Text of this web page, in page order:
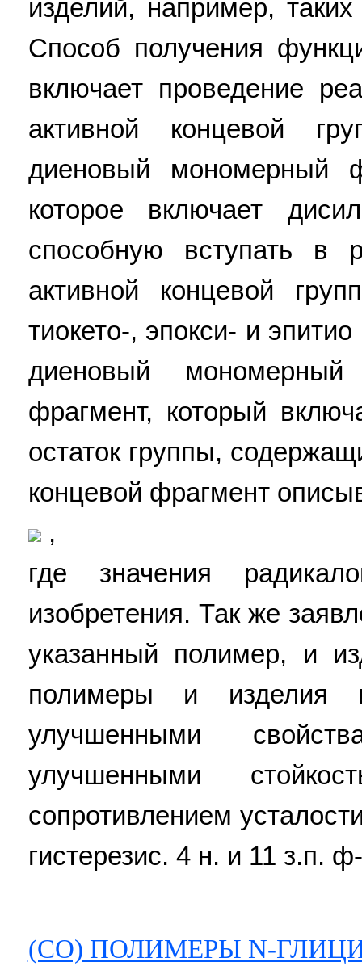
изделий, например,
Способ получения
включает проведение
активной концевой
диеновый мономерный
которое включает
способную вступать в
активной концевой
тиокето-, эпокси- и
диеновый
фрагмент, который
остаток группы,
концевой фрагмент
,
где значения
изобретения. Так же
указанный полимер, и
полимеры и изделия
улучшенными
улучшенными
сопротивлением
гистерезис. 4 н. и 11 з.п.
(CO) ПОЛИМЕРЫ N-